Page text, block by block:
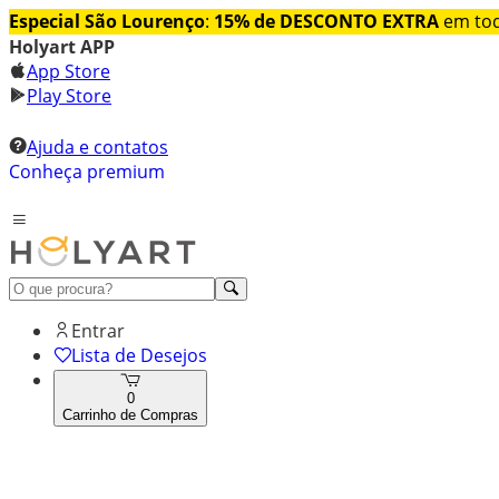
Especial São Lourenço: 15% de DESCONTO EXTRA em
Holyart APP
App Store
Play Store
Ajuda e contatos
Conheça premium
Entrar
Lista de Desejos
0
Carrinho de Compras